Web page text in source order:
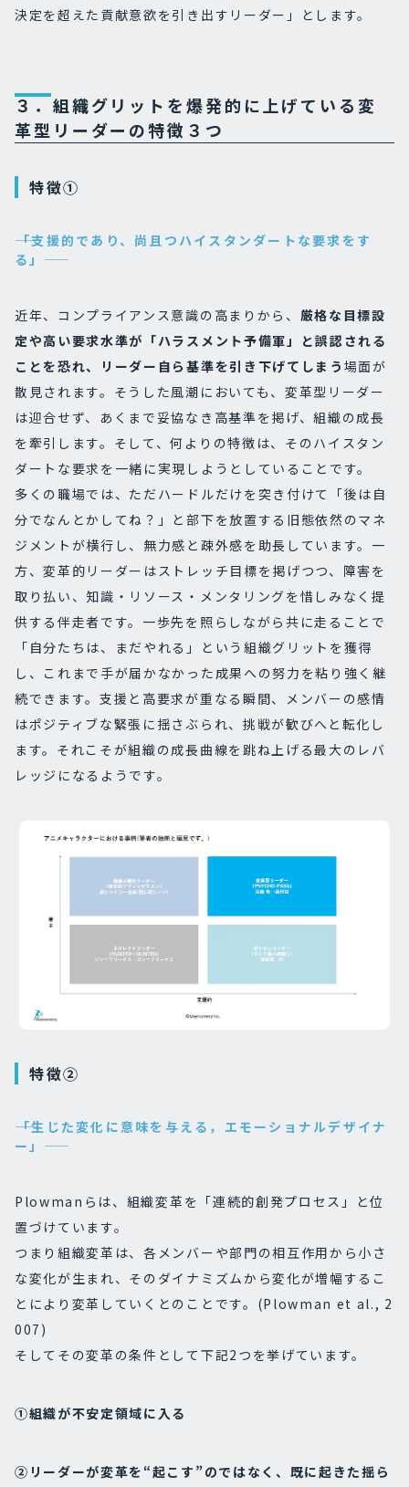
決定を超えた貢献意欲を引き出すリーダー」とします。
３．組織グリットを爆発的に上げている変
革型リーダーの特徴３つ
特徴①
――「支援的であり、尚且つハイスタンダートな要求をす
る」――
近年、コンプライアンス意識の高まりから、 厳格な目標設
定や高い要求水準が「ハラスメント予備軍」と誤認される
ことを恐れ、リーダー自ら基準を引き下げてしまう 場面が
散見されます。そうした風潮においても、変革型リーダー
は迎合せず、あくまで妥協なき高基準を掲げ、組織の成長
を牽引します。そして、何よりの特徴は、そのハイスタン
ダートな要求を一緒に実現しようとしていることです。
多くの職場では、ただハードルだけを突き付けて「後は自
分でなんとかしてね？」と部下を放置する旧態依然のマネ
ジメントが横行し、無力感と疎外感を助長しています。一
方、変革的リーダーはストレッチ目標を掲げつつ、障害を
取り払い、知識・リソース・メンタリングを惜しみなく提
供する伴走者です。一歩先を照らしながら共に走ることで
「自分たちは、まだやれる」という組織グリットを獲得
し、これまで手が届かなかった成果への努力を粘り強く継
続できます。支援と高要求が重なる瞬間、メンバーの感情
はポジティブな緊張に揺さぶられ、挑戦が歓びへと転化し
ます。それこそが組織の成長曲線を跳ね上げる最大のレバ
レッジになるようです。
特徴②
――「生じた変化に意味を与える，エモーショナルデザイナ
ー」――
Plowmanらは、組織変革を「連続的創発プロセス」と位
置づけています。
つまり組織変革は、各メンバーや部門の相互作用から小さ
な変化が生まれ、そのダイナミズムから変化が増幅するこ
とにより変革していくとのことです。(Plowman et al., 2
007)
そしてその変革の条件として下記2つを挙げています。
①組織が不安定領域に入る
②リーダーが変革を“起こす”のではなく、既に起きた揺ら